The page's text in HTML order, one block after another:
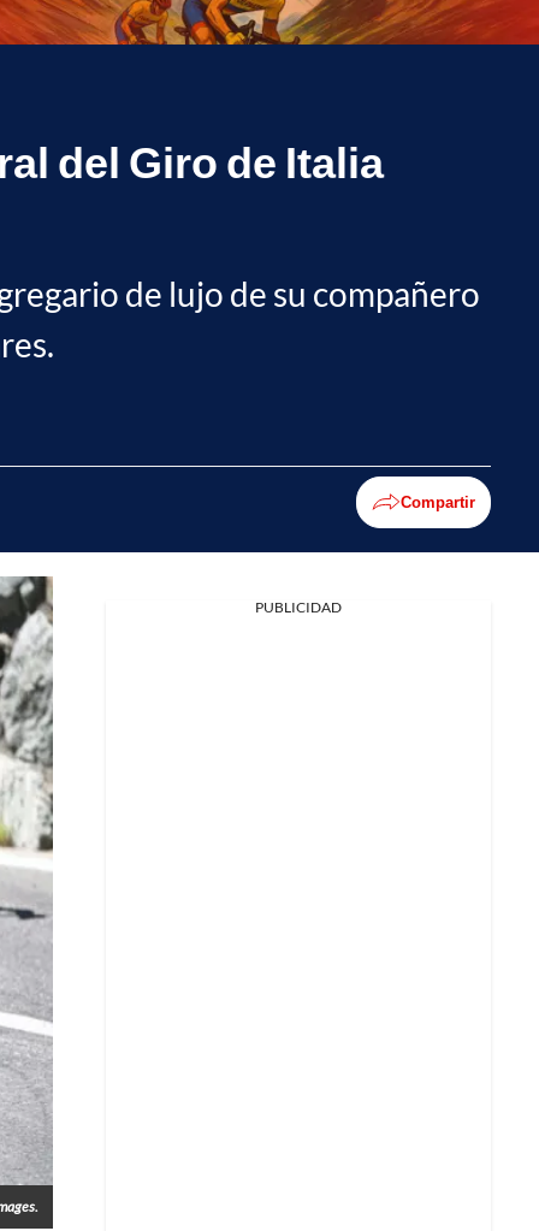
del Giro de Italia
de lujo de su compañero
Compartir
PUBLICIDAD